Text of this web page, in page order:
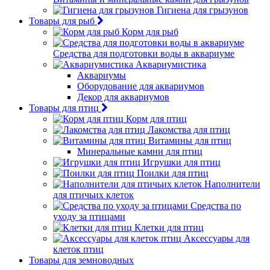
Гигиена для грызунов
Товары для рыб
Корм для рыб
Средства для подготовки воды в аквариуме
Аквариумистика
Аквариумы
Оборудование для аквариумов
Декор для аквариумов
Товары для птиц
Корм для птиц
Лакомства для птиц
Витамины для птиц
Минеральные камни для птиц
Игрушки для птиц
Поилки для птиц
Наполнители
для птичьих клеток
Средства по
уходу за птицами
Клетки для птиц
Аксессуары для
клеток птиц
Товары для земноводных